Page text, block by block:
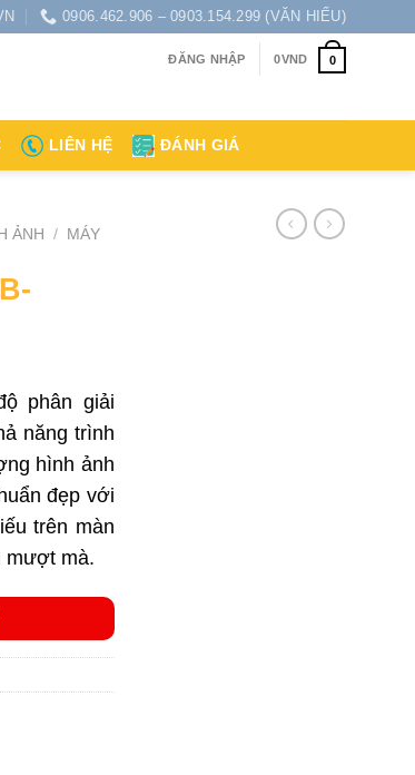
0906.462.906 – 0903.154.299 (VĂN HIẾU)
ĐĂNG NHẬP 0VND 0
LIÊN HỆ ĐÁNH GIÁ
ẢNH /
MÁY
phân giải
năng trình
hình ảnh
đẹp với
trên màn
mượt mà.